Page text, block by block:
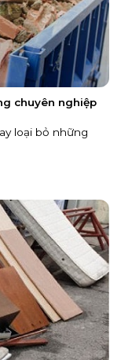
chuyên nghiệp
loại bỏ những